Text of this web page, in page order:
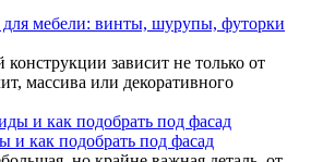
мебели: винты, шурупы, футорки
зависит не только от
массива или декоративного
и как подобрать под фасад